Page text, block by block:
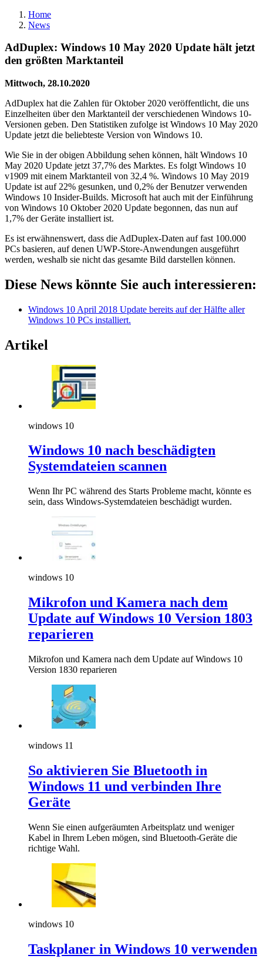
Home
News
AdDuplex: Windows 10 May 2020 Update hält jetzt
den größten Marktanteil
Mittwoch, 28.10.2020
AdDuplex hat die Zahlen für Oktober 2020 veröffentlicht, die uns
Einzelheiten über den Marktanteil der verschiedenen Windows 10-
Versionen geben. Den Statistiken zufolge ist Windows 10 May 2020
Update jetzt die beliebteste Version von Windows 10.
Wie Sie in der obigen Abbildung sehen können, hält Windows 10
May 2020 Update jetzt 37,7% des Marktes. Es folgt Windows 10
v1909 mit einem Marktanteil von 32,4 %. Windows 10 May 2019
Update ist auf 22% gesunken, und 0,2% der Benutzer verwenden
Windows 10 Insider-Builds. Microsoft hat auch mit der Einführung
von Windows 10 Oktober 2020 Update begonnen, das nun auf
1,7% der Geräte installiert ist.
Es ist erwähnenswert, dass die AdDuplex-Daten auf fast 100.000
PCs basieren, auf denen UWP-Store-Anwendungen ausgeführt
werden, weshalb sie nicht das gesamte Bild darstellen können.
Diese News könnte Sie auch interessieren:
Windows 10 April 2018 Update bereits auf der Hälfte aller
Windows 10 PCs installiert.
Artikel
windows 10
Windows 10 nach beschädigten
Systemdateien scannen
Wenn Ihr PC während des Starts Probleme macht, könnte es
sein, dass Windows-Systemdateien beschädigt wurden.
windows 10
Mikrofon und Kamera nach dem
Update auf Windows 10 Version 1803
reparieren
Mikrofon und Kamera nach dem Update auf Windows 10
Version 1830 reparieren
windows 11
So aktivieren Sie Bluetooth in
Windows 11 und verbinden Ihre
Geräte
Wenn Sie einen aufgeräumten Arbeitsplatz und weniger
Kabel in Ihrem Leben mögen, sind Bluetooth-Geräte die
richtige Wahl.
windows 10
Taskplaner in Windows 10 verwenden